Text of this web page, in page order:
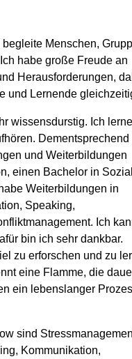
Menschen,
habe große Freude an
Herausforderungen,
und Lernende
wissensdurstig. Ich
Dementsprechend
und Weiterbildungen
einen Bachelor in
Weiterbildungen in
Speaking,
Ich
bin ich sehr dankbar.
zu erforschen und zu
eine Flamme, die
ein lebenslanger
sind
Kommunikation,